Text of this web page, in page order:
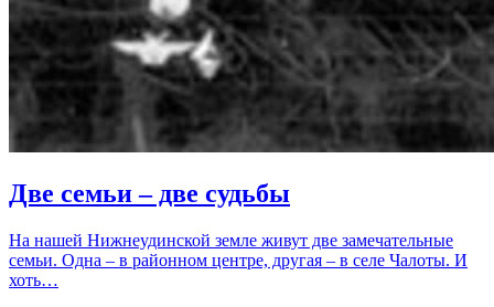
Две семьи – две судьбы
На нашей Нижнеудинской земле живут две замечательные
семьи. Одна – в районном центре, другая – в селе Чалоты. И
хоть…